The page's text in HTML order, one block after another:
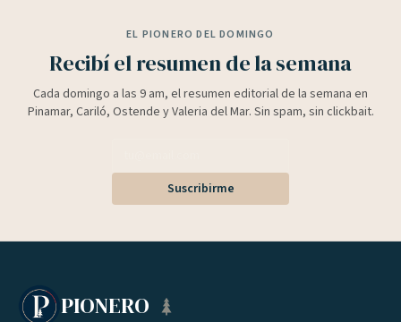
EL PIONERO DEL DOMINGO
Recibí el resumen de la semana
Cada domingo a las 9 am, el resumen editorial de la semana en
Pinamar, Cariló, Ostende y Valeria del Mar. Sin spam, sin clickbait.
Suscribirme
PIONERO